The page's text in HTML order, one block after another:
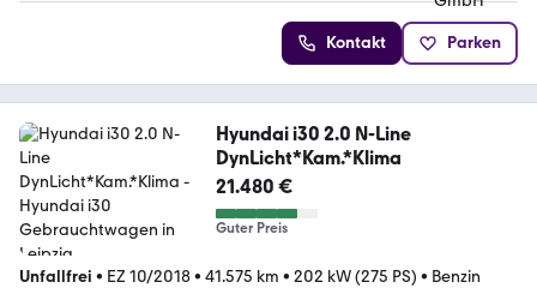
Kontakt Parken
Hyundai i30 2.0 N-Line
DynLicht*Kam.*Klima
21.480 €
Guter Preis
Unfallfrei • EZ 10/2018• 41.575 km • 202 kW (275 PS) • Benzin